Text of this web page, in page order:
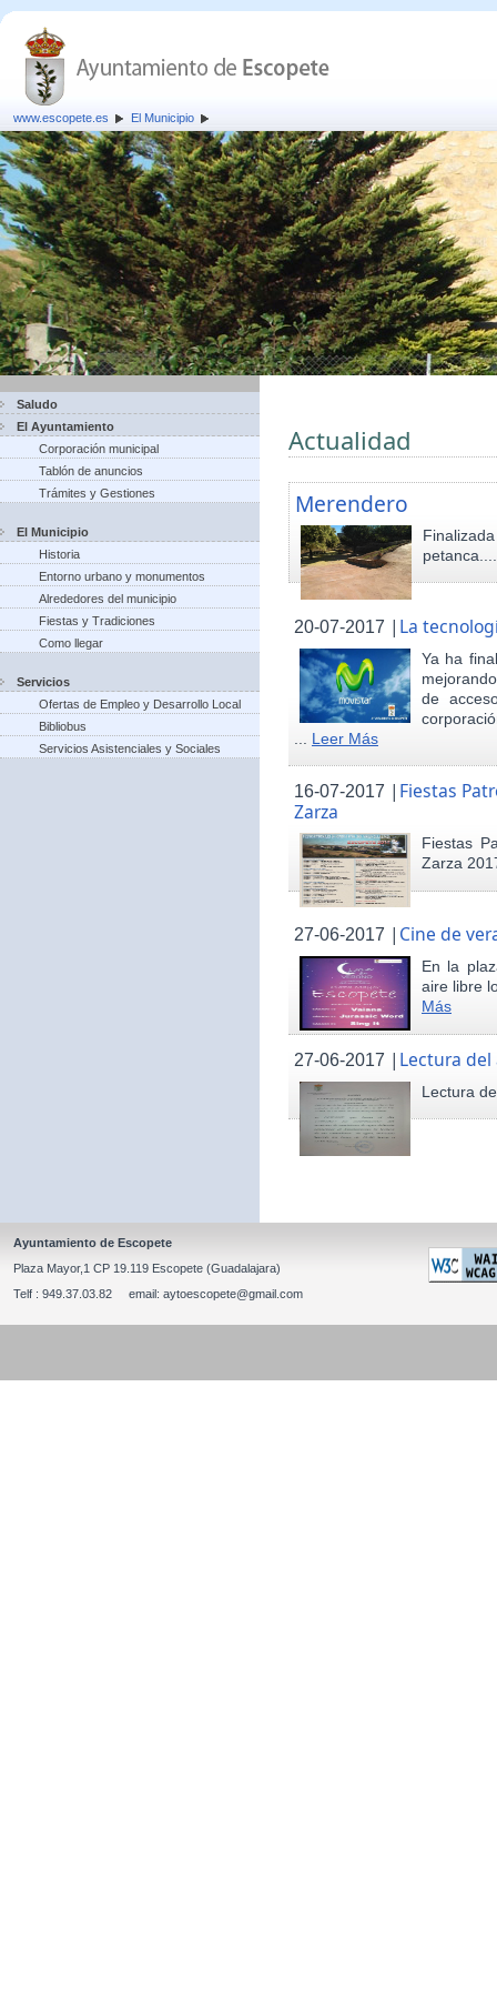
www.escopete.es El Municipio
Saludo
El Ayuntamiento
Corporación municipal
Tablón de anuncios
Trámites y Gestiones
El Municipio
Historia
Entorno urbano y monumentos
Alrededores del municipio
Fiestas y Tradiciones
Como llegar
Servicios
Ofertas de Empleo y Desarrollo Local
Bibliobus
Servicios Asistenciales y Sociales
Actualidad
Merendero
20-07-2017 | La
Ya ha
de
Leer Más
16-07-2017 | Fiestas
Zarza
Fiestas
Zarza
27-06-2017 | Cine de
En la
aire libre
Más
27-06-2017 | Lectura del
Lectura
Ayuntamiento de Escopete
Plaza Mayor,1 CP 19.119 Escopete (Guadalajara)
Telf : 949.37.03.82 email: aytoescopete@gmail.com